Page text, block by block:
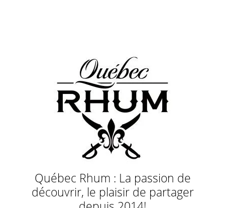
Québec Rhum : La passion de
découvrir, le plaisir de partager